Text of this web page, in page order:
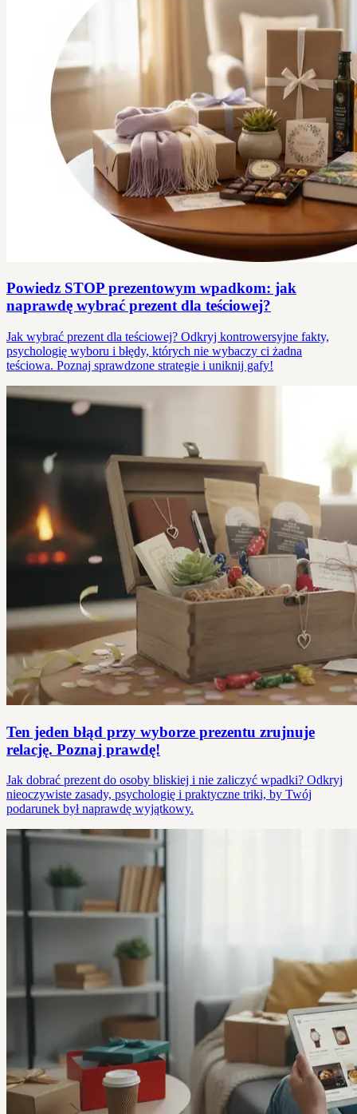
Powiedz STOP prezentowym wpadkom: jak
naprawdę wybrać prezent dla teściowej?
Jak wybrać prezent dla teściowej? Odkryj kontrowersyjne fakty,
psychologię wyboru i błędy, których nie wybaczy ci żadna
teściowa. Poznaj sprawdzone strategie i uniknij gafy!
Ten jeden błąd przy wyborze prezentu zrujnuje
relację. Poznaj prawdę!
Jak dobrać prezent do osoby bliskiej i nie zaliczyć wpadki? Odkryj
nieoczywiste zasady, psychologię i praktyczne triki, by Twój
podarunek był naprawdę wyjątkowy.